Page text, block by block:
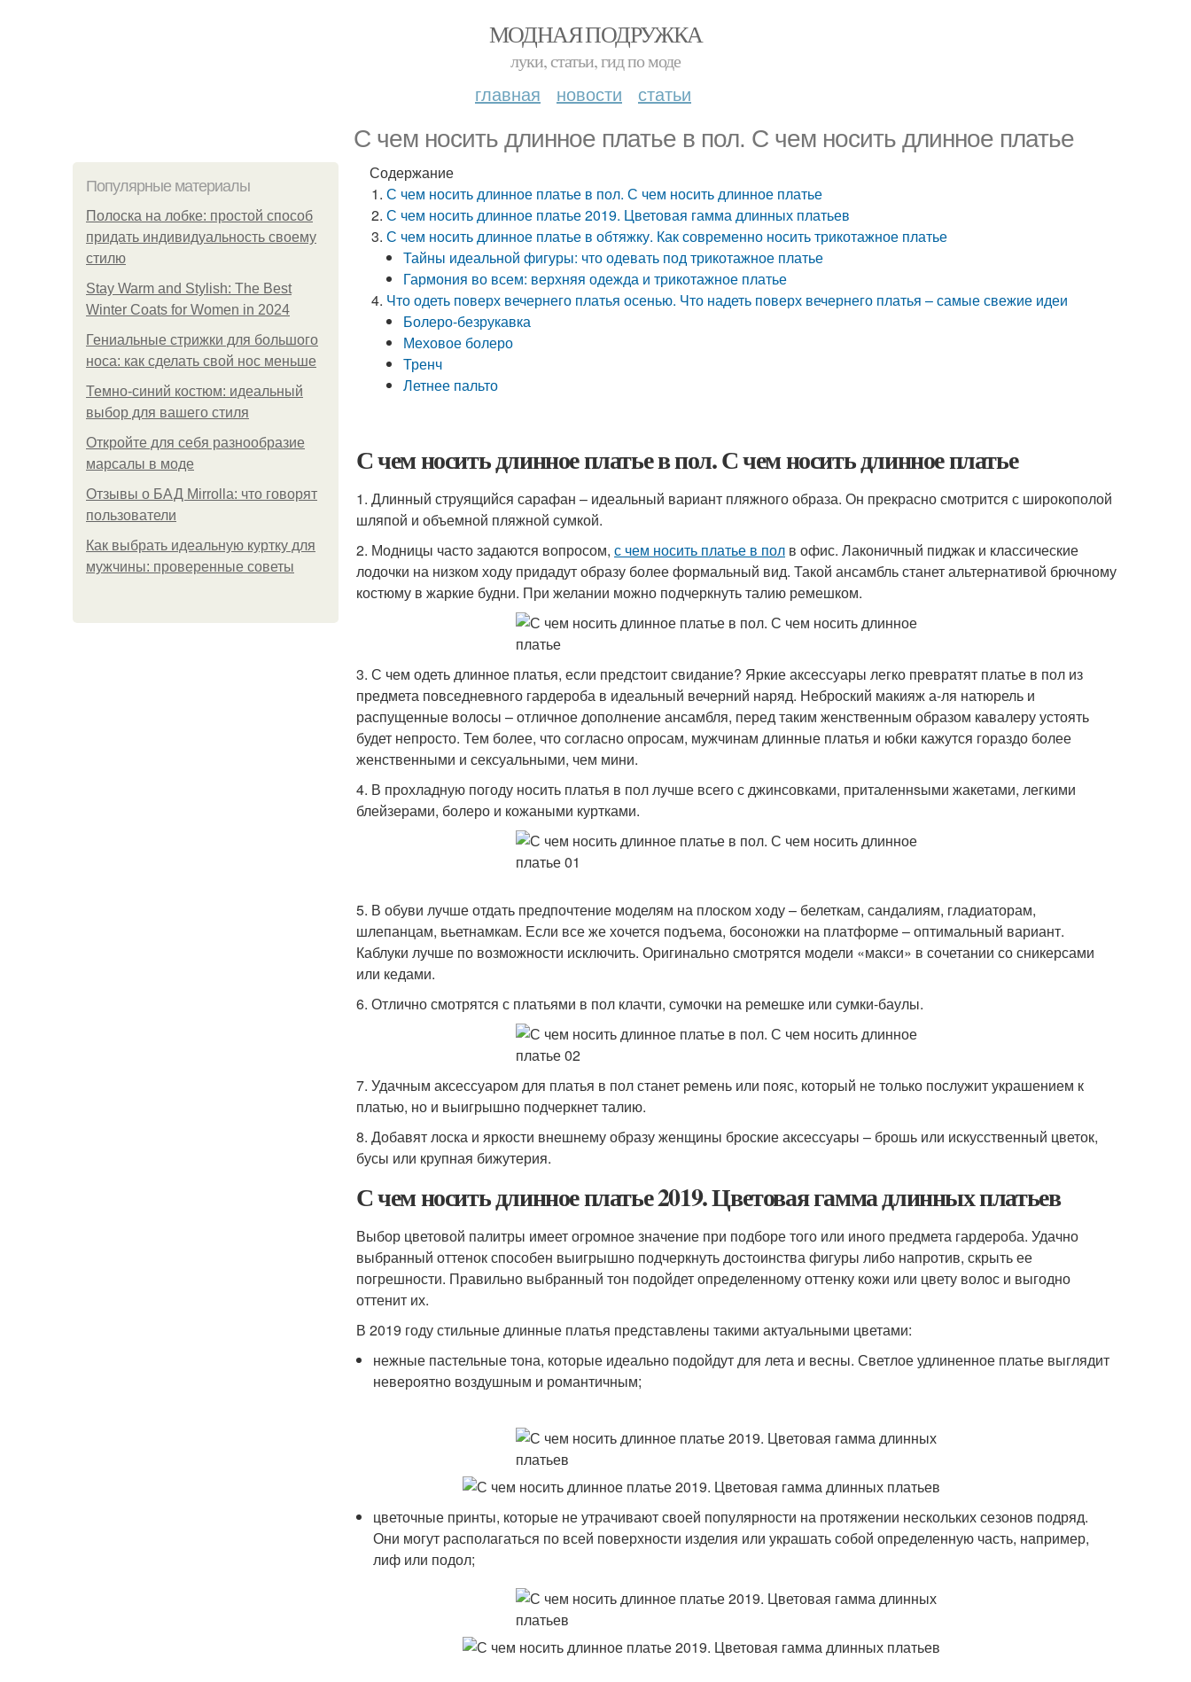
МОДНАЯ ПОДРУЖКА
луки, статьи, гид по моде
главная новости статьи
С чем носить длинное платье в пол. С чем носить длинное платье
Популярные материалы
Полоска на лобке: простой способ
придать индивидуальность своему
стилю
Stay Warm and Stylish: The Best
Winter Coats for Women in 2024
Гениальные стрижки для большого
носа: как сделать свой нос меньше
Темно-синий костюм: идеальный
выбор для вашего стиля
Откройте для себя разнообразие
марсалы в моде
Отзывы о БАД Mirrolla: что говорят
пользователи
Как выбрать идеальную куртку для
мужчины: проверенные советы
Содержание
С чем носить длинное платье в пол. С чем носить длинное платье
С чем носить длинное платье 2019. Цветовая гамма длинных платьев
С чем носить длинное платье в обтяжку. Как современно носить трикотажное платье
Тайны идеальной фигуры: что одевать под трикотажное платье
Гармония во всем: верхняя одежда и трикотажное платье
Что одеть поверх вечернего платья осенью. Что надеть поверх вечернего платья – самые свежие идеи
Болеро-безрукавка
Меховое болеро
Тренч
Летнее пальто
С чем носить длинное платье в пол. С чем носить длинное платье
1. Длинный струящийся сарафан – идеальный вариант пляжного образа. Он прекрасно смотрится с широкополой
шляпой и объемной пляжной сумкой.
2. Модницы часто задаются вопросом, с чем носить платье в пол в офис. Лаконичный пиджак и классические
лодочки на низком ходу придадут образу более формальный вид. Такой ансамбль станет альтернативой брючному
костюму в жаркие будни. При желании можно подчеркнуть талию ремешком.
3. С чем одеть длинное платья, если предстоит свидание? Яркие аксессуары легко превратят платье в пол из
предмета повседневного гардероба в идеальный вечерний наряд. Неброский макияж а-ля натюрель и
распущенные волосы – отличное дополнение ансамбля, перед таким женственным образом кавалеру устоять
будет непросто. Тем более, что согласно опросам, мужчинам длинные платья и юбки кажутся гораздо более
женственными и сексуальными, чем мини.
4. В прохладную погоду носить платья в пол лучше всего с джинсовками, приталеннsыми жакетами, легкими
блейзерами, болеро и кожаными куртками.
5. В обуви лучше отдать предпочтение моделям на плоском ходу – белеткам, сандалиям, гладиаторам,
шлепанцам, вьетнамкам. Если все же хочется подъема, босоножки на платформе – оптимальный вариант.
Каблуки лучше по возможности исключить. Оригинально смотрятся модели «макси» в сочетании со сникерсами
или кедами.
6. Отлично смотрятся с платьями в пол клачти, сумочки на ремешке или сумки-баулы.
7. Удачным аксессуаром для платья в пол станет ремень или пояс, который не только послужит украшением к
платью, но и выигрышно подчеркнет талию.
8. Добавят лоска и яркости внешнему образу женщины броские аксессуары – брошь или искусственный цветок,
бусы или крупная бижутерия.
С чем носить длинное платье 2019. Цветовая гамма длинных платьев
Выбор цветовой палитры имеет огромное значение при подборе того или иного предмета гардероба. Удачно
выбранный оттенок способен выигрышно подчеркнуть достоинства фигуры либо напротив, скрыть ее
погрешности. Правильно выбранный тон подойдет определенному оттенку кожи или цвету волос и выгодно
оттенит их.
В 2019 году стильные длинные платья представлены такими актуальными цветами:
нежные пастельные тона, которые идеально подойдут для лета и весны. Светлое удлиненное платье выглядит
невероятно воздушным и романтичным;
цветочные принты, которые не утрачивают своей популярности на протяжении нескольких сезонов подряд.
Они могут располагаться по всей поверхности изделия или украшать собой определенную часть, например,
лиф или подол;